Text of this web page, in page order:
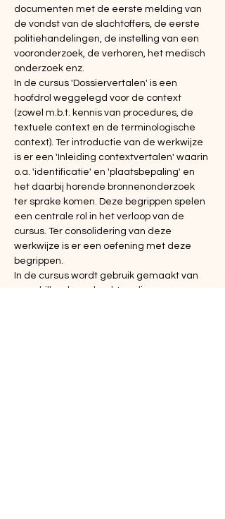
documenten met de eerste melding van
de vondst van de slachtoffers, de eerste
politiehandelingen, de instelling van een
vooronderzoek, de verhoren, het medisch
onderzoek enz.
In de cursus 'Dossiervertalen' is een
hoofdrol weggelegd voor de context
(zowel m.b.t. kennis van procedures, de
textuele context en de terminologische
context). Ter introductie van de werkwijze
is er een 'Inleiding contextvertalen' waarin
o.a. 'identificatie' en 'plaatsbepaling' en
het daarbij horende bronnenonderzoek
ter sprake komen. Deze begrippen spelen
een centrale rol in het verloop van de
cursus. Ter consolidering van deze
werkwijze is er een oefening met deze
begrippen.
In de cursus wordt gebruik gemaakt van
verschillende opdrachten die…